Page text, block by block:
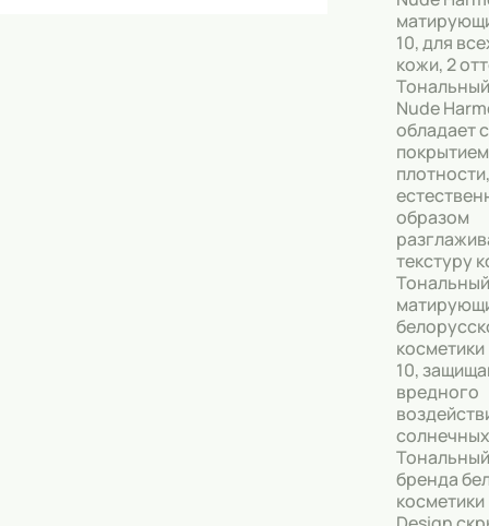
10, для
кожи, 2
Nude
обладает
образом
текстуру
10,
вредного
бренда